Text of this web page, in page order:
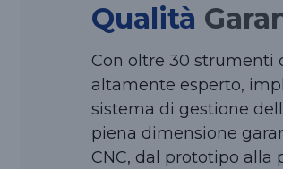
Qualità
Con oltre 30 strumenti
altamente esperto,
sistema di gestione
piena dimensione
CNC, dal prototipo alla